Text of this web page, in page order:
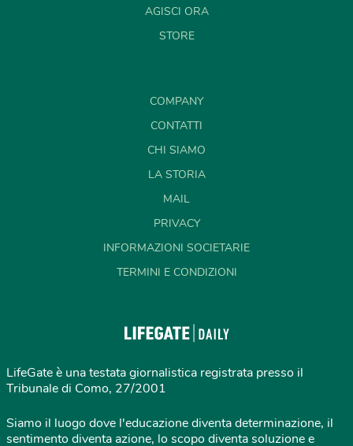
AGISCI ORA
STORE
COMPANY
CONTATTI
CHI SIAMO
LA STORIA
MAIL
PRIVACY
INFORMAZIONI SOCIETARIE
TERMINI E CONDIZIONI
LifeGate è una testata giornalistica registrata presso il
Tribunale di Como, 27/2001
Siamo il luogo dove l'educazione diventa determinazione, il
sentimento diventa azione, lo scopo diventa soluzione e